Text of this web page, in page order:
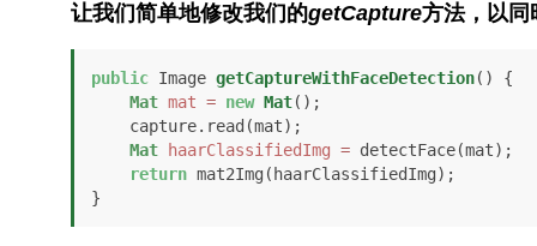
让我们简单地修改我们的getCapture方法，以同
public Image getCaptureWithFaceDetection()
{
Mat mat = new Mat();
Mat
haarClassifiedImg = detectFace(mat);
return mat2Img(haarClassifiedImg);
}